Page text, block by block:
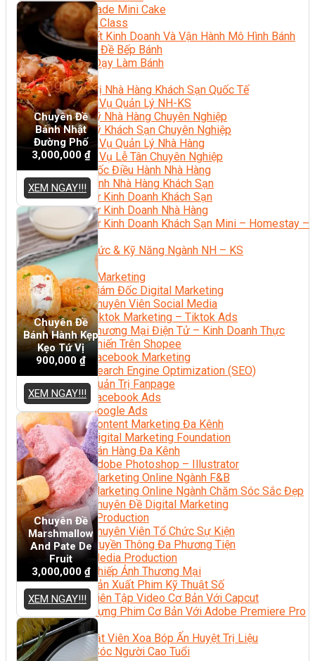
Handmade Mini Cake
Master Class
Bí Quyết Kinh Doanh Và Vận Hành Mô Hình Bánh
Chuyên Đề Bếp Bánh
Video Dạy Làm Bánh
Quản Trị NHKS
Quản Trị Nhà Hàng Khách Sạn Quốc Tế
Nghiệp Vụ Quản Lý NH-KS
Quản Lý Nhà Hàng Chuyên Nghiệp
Quản Lý Khách Sạn Chuyên Nghiệp
Nghiệp Vụ Quản Lý Nhà Hàng
Nghiệp Vụ Lễ Tân Chuyên Nghiệp
Giám Đốc Điều Hành Nhà Hàng
Tiếng Anh Nhà Hàng Khách Sạn
Khởi Sự Kinh Doanh Khách Sạn
Khởi Sự Kinh Doanh Nhà Hàng
Khởi Sự Kinh Doanh Khách Sạn Mini – Homestay –
AirBnB
Kiến Thức & Kỹ Năng Ngành NH – KS
Marketing
Digital Marketing
Giám Đốc Digital Marketing
Chuyên Viên Social Media
Tiktok Marketing – Tiktok Ads
Thương Mại Điện Tử – Kinh Doanh Thực
Chiến Trên Shopee
Facebook Marketing
Search Engine Optimization (SEO)
Quản Trị Fanpage
Facebook Ads
Google Ads
Content Marketing Đa Kênh
Digital Marketing Foundation
Bán Hàng Đa Kênh
Adobe Photoshop – Illustrator
Marketing Online Ngành F&B
Marketing Online Ngành Chăm Sóc Sắc Đẹp
Chuyên Đề Digital Marketing
Media Production
Chuyên Viên Tổ Chức Sự Kiện
Truyền Thông Đa Phương Tiện
Media Production
Nhiếp Ảnh Thương Mại
Sản Xuất Phim Kỹ Thuật Số
Biên Tập Video Cơ Bản Với Capcut
Dựng Phim Cơ Bản Với Adobe Premiere Pro
Sức Khỏe
Kỹ Thuật Viên Xoa Bóp Ấn Huyệt Trị Liệu
Chăm Sóc Người Cao Tuổi
Chuyên Đề
Bánh Nhật
Đường Phố
3,000,000 ₫
XEM NGAY!!!
Chuyên Đề
Bánh Hành Kẹp
Kẹo Tứ Vị
900,000 ₫
XEM NGAY!!!
Chuyên Đề
Marshmallow
And Pate De
Fruit
3,000,000 ₫
XEM NGAY!!!